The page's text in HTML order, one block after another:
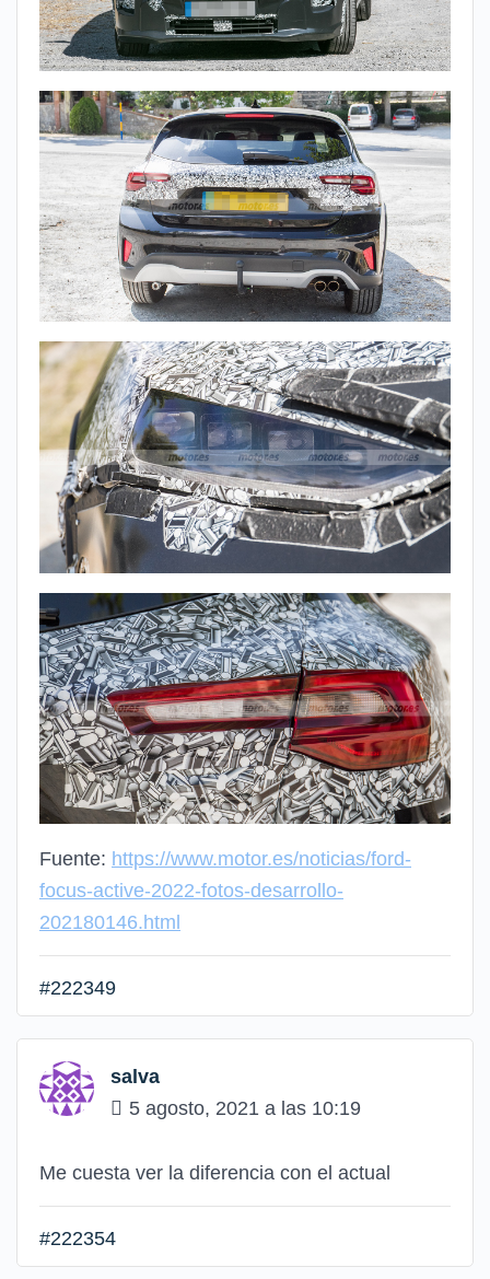
Fuente: https://www.motor.es/noticias/ford-
focus-active-2022-fotos-desarrollo-
202180146.html
#222349
salva
5 agosto, 2021 a las 10:19
Me cuesta ver la diferencia con el actual
#222354